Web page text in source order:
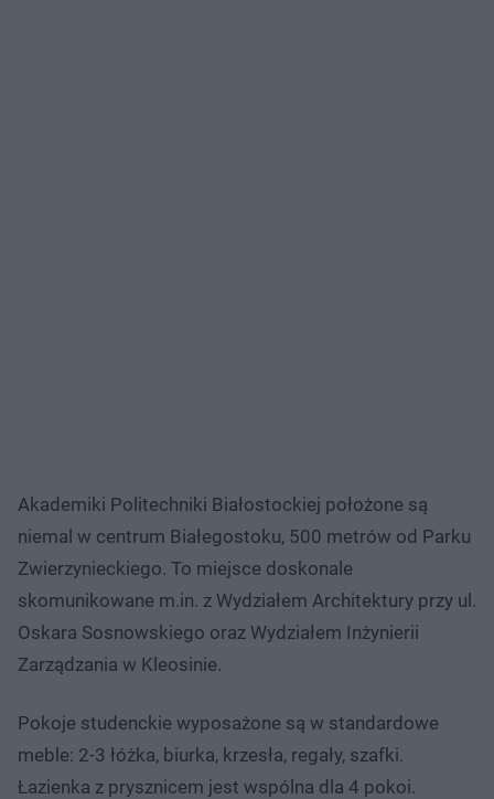
Akademiki Politechniki Białostockiej położone są
niemal w centrum Białegostoku, 500 metrów od Parku
Zwierzynieckiego. To miejsce doskonale
skomunikowane m.in. z Wydziałem Architektury przy ul.
Oskara Sosnowskiego oraz Wydziałem Inżynierii
Zarządzania w Kleosinie.
Pokoje studenckie wyposażone są w standardowe
meble: 2-3 łóżka, biurka, krzesła, regały, szafki.
Łazienka z prysznicem jest wspólna dla 4 pokoi.